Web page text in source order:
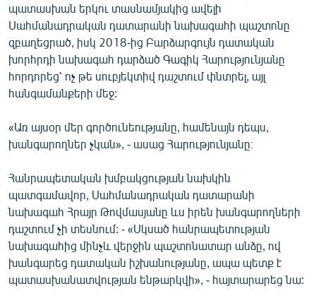
պատասխան երկու տասնամյակից ավելի
Սահմանադրական դատարանի նախագահի պաշտոնը
զբաղեցրած, իսկ 2018-ից Բարձարգույն դատական
խորհրդի նախագահ դարձած Գագիկ Հարությունյանը
հորդորեց՝ ոչ թե սուբյեկտիվ դաշտում փնտրել, այլ
հանգամանքերի մեջ:
«Առ այսօր մեր գործունեությանը, համենայն դեպս,
խանգարողներ չկան», - ասաց Հարությունյանը։
Հանրապետական խմբակցության նախկին
պատգամավոր, Սահմանադրական դատարանի
նախագահ Հրայր Թովմասյանը ևս իրեն խանգարողների
դաշտում չի տեսնում: - «Սկսած հանրապետության
նախագահից մինչև վերջին պաշտոնատար անձը, ով
խանգարեց դատական իշխանությանը, ապա պետք է
պատասխանատվության ենթարկվի», - հայտարարեց նա: